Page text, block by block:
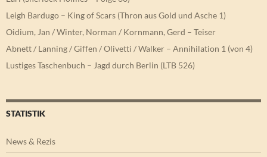
Leigh Bardugo – King of Scars (Thron aus Gold und Asche 1)
Oidium, Jan / Winter, Norman / Kornmann, Gerd – Teiser
Abnett / Lanning / Giffen / Olivetti / Walker – Annihilation 1 (von 4)
Lustiges Taschenbuch – Jagd durch Berlin (LTB 526)
STATISTIK
News & Rezis